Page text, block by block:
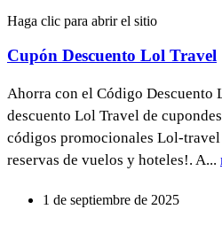
Haga clic para abrir el sitio
Cupón Descuento Lol Travel
Ahorra con el Código Descuento
descuento Lol Travel de
códigos promocionales Lol-travel
reservas de vuelos y hoteles!. A...
1 de septiembre de 2025